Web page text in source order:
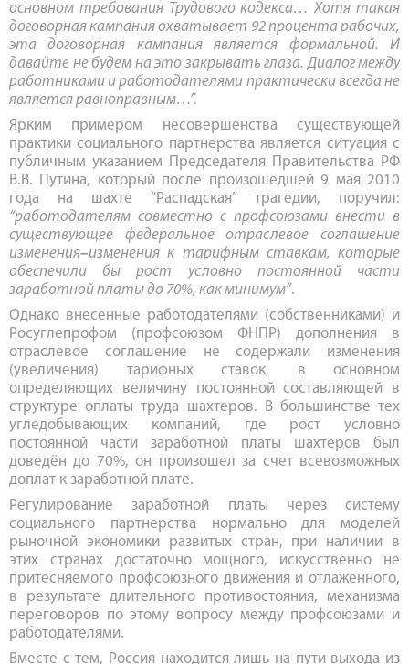
основном требования Трудового кодекса… Хотя такая
договорная кампания охватывает 92 процента рабочих,
эта договорная кампания является формальной. И
давайте не будем на это закрывать глаза. Диалог между
работниками и работодателями практически всегда не
является равноправным…”.
Ярким примером несовершенства существующей
практики социального партнерства является ситуация с
публичным указанием Председателя Правительства РФ
В.В. Путина, который после произошедшей 9 мая 2010
года на шахте “Распадская” трагедии, поручил:
“работодателям совместно с профсоюзами внести в
существующее федеральное отраслевое соглашение
изменения–изменения к тарифным ставкам, которые
обеспечили бы рост условно постоянной части
заработной платы до 70%, как минимум”.
Однако внесенные работодателями (собственниками) и
Росуглепрофом (профсоюзом ФНПР) дополнения в
отраслевое соглашение не содержали изменения
(увеличения) тарифных ставок, в основном
определяющих величину постоянной составляющей в
структуре оплаты труда шахтеров. В большинстве тех
угледобывающих компаний, где рост условно
постоянной части заработной платы шахтеров был
доведён до 70%, он произошел за счет всевозможных
доплат к заработной плате.
Регулирование заработной платы через систему
социального партнерства нормально для моделей
рыночной экономики развитых стран, при наличии в
этих странах достаточно мощного, искусственно не
притесняемого профсоюзного движения и отлаженного,
в результате длительного противостояния, механизма
переговоров по этому вопросу между профсоюзами и
работодателями.
Вместе с тем, Россия находится лишь на пути выхода из